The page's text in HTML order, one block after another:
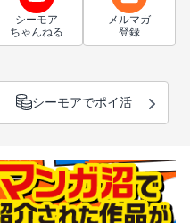
シーモア
ちゃんねる
メルマガ
登録
シーモアでポイ活